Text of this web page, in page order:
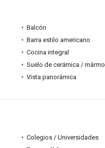
Balcón
Barra estilo americano
Cocina integral
Suelo de cerámica / mármol
Vista panorámica
Colegios / Universidades